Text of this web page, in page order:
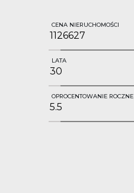
CENA NIERUCHOMOŚCI
LATA
OPROCENTOWANIE ROCZNE